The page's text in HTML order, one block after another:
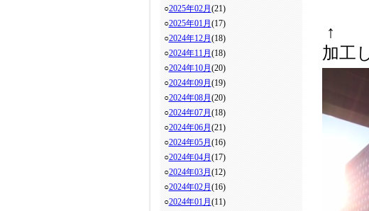
○2025年02月 (21)
○2025年01月 (17)
○2024年12月 (18)
○2024年11月 (18)
○2024年10月 (20)
○2024年09月 (19)
○2024年08月 (20)
○2024年07月 (18)
○2024年06月 (21)
○2024年05月 (16)
○2024年04月 (17)
○2024年03月 (12)
○2024年02月 (16)
○2024年01月 (11)
加工